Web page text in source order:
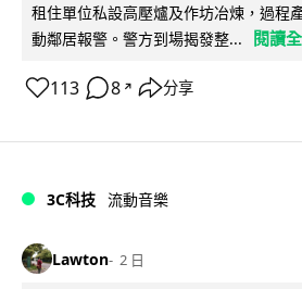
租住單位私設高壓爐及作坊冶煉，過程
動鄰居報警。警方到場揭發整...
閱讀
113 8 ↗ 分享
3C科技 流動音樂
Lawton 2 日